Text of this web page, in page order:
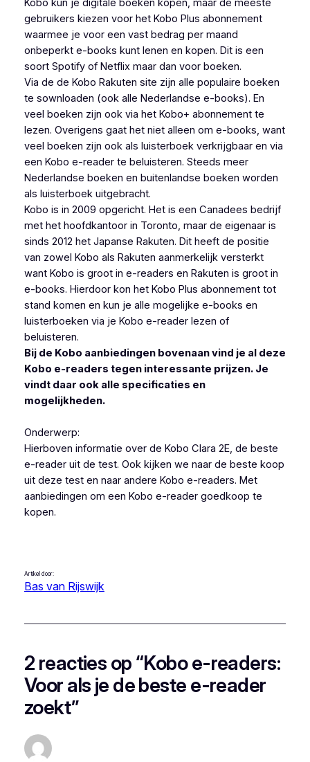
Kobo kun je digitale boeken kopen, maar de meeste
gebruikers kiezen voor het Kobo Plus abonnement
waarmee je voor een vast bedrag per maand
onbeperkt e-books kunt lenen en kopen. Dit is een
soort Spotify of Netflix maar dan voor boeken.
Via de de Kobo Rakuten site zijn alle populaire boeken
te sownloaden (ook alle Nederlandse e-books). En
veel boeken zijn ook via het Kobo+ abonnement te
lezen. Overigens gaat het niet alleen om e-books, want
veel boeken zijn ook als luisterboek verkrijgbaar en via
een Kobo e-reader te beluisteren. Steeds meer
Nederlandse boeken en buitenlandse boeken worden
als luisterboek uitgebracht.
Kobo is in 2009 opgericht. Het is een Canadees bedrijf
met het hoofdkantoor in Toronto, maar de eigenaar is
sinds 2012 het Japanse Rakuten. Dit heeft de positie
van zowel Kobo als Rakuten aanmerkelijk versterkt
want Kobo is groot in e-readers en Rakuten is groot in
e-books. Hierdoor kon het Kobo Plus abonnement tot
stand komen en kun je alle mogelijke e-books en
luisterboeken via je Kobo e-reader lezen of
beluisteren.
Bij de Kobo aanbiedingen bovenaan vind je al deze
Kobo e-readers tegen interessante prijzen. Je
vindt daar ook alle specificaties en
mogelijkheden.
Onderwerp:
Hierboven informatie over de Kobo Clara 2E, de beste
e-reader uit de test. Ook kijken we naar de beste koop
uit deze test en naar andere Kobo e-readers. Met
aanbiedingen om een Kobo e-reader goedkoop te
kopen.
Artikel door:
Bas van Rijswijk
2 reacties op “Kobo e-readers:
Voor als je de beste e-reader
zoekt”